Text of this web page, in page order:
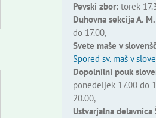
Pevski zbor:torek
Duhovna sekcija A.
do 17.00,
Svete maše v
Spored sv. maš v
Dopolnilni pouk
ponedeljek 17.00 do
20.00,
Ustvarjalna delavnica